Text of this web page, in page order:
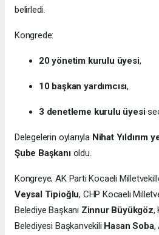
belirledi.
Kongrede:
20 yönetim kurulu üyesi,
10 başkan yardımcısı,
3 denetleme kurulu üyesi
Delegelerin oylarıyla Nihat Yıldırım
Şube Başkanıoldu.
Kongreye; AK Parti Kocaeli
Veysal Tipioğlu, CHP Kocaeli
Belediye Başkanı Zinnur Büyükgöz,
Belediyesi Başkanvekili Hasan Soba,